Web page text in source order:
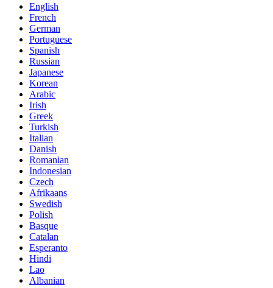
English
French
German
Portuguese
Spanish
Russian
Japanese
Korean
Arabic
Irish
Greek
Turkish
Italian
Danish
Romanian
Indonesian
Czech
Afrikaans
Swedish
Polish
Basque
Catalan
Esperanto
Hindi
Lao
Albanian